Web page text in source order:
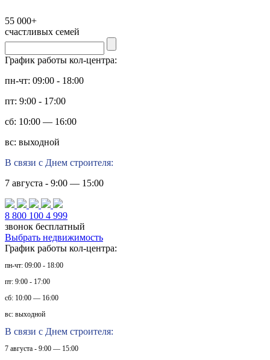
55 000+
счастливых семей
График работы кол-центра:
пн-чт: 09:00 - 18:00
пт: 9:00 - 17:00
сб: 10:00 — 16:00
вс: выходной
В связи с Днем строителя:
7 августа - 9:00 — 15:00
8 800 100 4 999
звонок бесплатный
Выбрать недвижимость
График работы кол-центра:
пн-чт: 09:00 - 18:00
пт: 9:00 - 17:00
сб: 10:00 — 16:00
вс: выходной
В связи с Днем строителя:
7 августа - 9:00 — 15:00